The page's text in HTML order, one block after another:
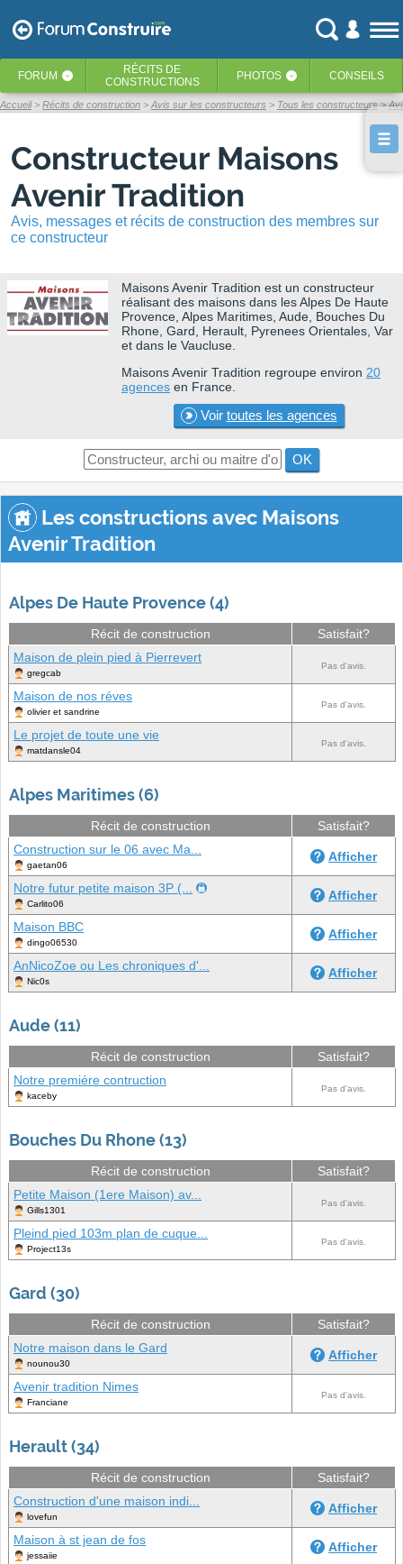
FORUM ‹ RÉCITS DE
CONSTRUCTIONS
PHOTOS ‹ CONSEILS
Accueil Récits de construction Avis sur les constructeurs Tous les constructeurs
Constructeur Maisons
Avenir Tradition
Avis, messages et récits de construction des membres sur
ce constructeur
Maisons Avenir Tradition est un constructeur
réalisant des maisons dans les Alpes De Haute
Provence, Alpes Maritimes, Aude, Bouches Du
Rhone, Gard, Herault, Pyrenees Orientales, Var
et dans le Vaucluse.
Maisons Avenir Tradition regroupe environ 20
agences en France.
Voir toutes les agences
OK
Les constructions avec Maisons
Avenir Tradition
Alpes De Haute Provence (4)
Récit de construction
Satisfait?
Maison de plein pied à Pierrevert
gregcab
Pas d'avis.
Maison de nos réves
olivier et sandrine
Pas d'avis.
Le projet de toute une vie
matdansle04
Pas d'avis.
Alpes Maritimes (6)
Récit de construction
Satisfait?
Construction sur le 06 avec Ma...
gaetan06
Afficher
Notre futur petite maison 3P (...
Carlito06
Afficher
Maison BBC
dingo06530
Afficher
AnNicoZoe ou Les chroniques d'...
Nic0s
Afficher
Aude (11)
Récit de construction
Satisfait?
Notre premiére contruction
kaceby
Pas d'avis.
Bouches Du Rhone (13)
Récit de construction
Satisfait?
Petite Maison (1ere Maison) av...
Gills1301
Pas d'avis.
Pleind pied 103m plan de cuque...
Project13s
Pas d'avis.
Gard (30)
Récit de construction
Satisfait?
Notre maison dans le Gard
nounou30
Afficher
Avenir tradition Nimes
Franciane
Pas d'avis.
Herault (34)
Récit de construction
Satisfait?
Construction d'une maison indi...
lovefun
Afficher
Maison à st jean de fos
jessaiie
Afficher